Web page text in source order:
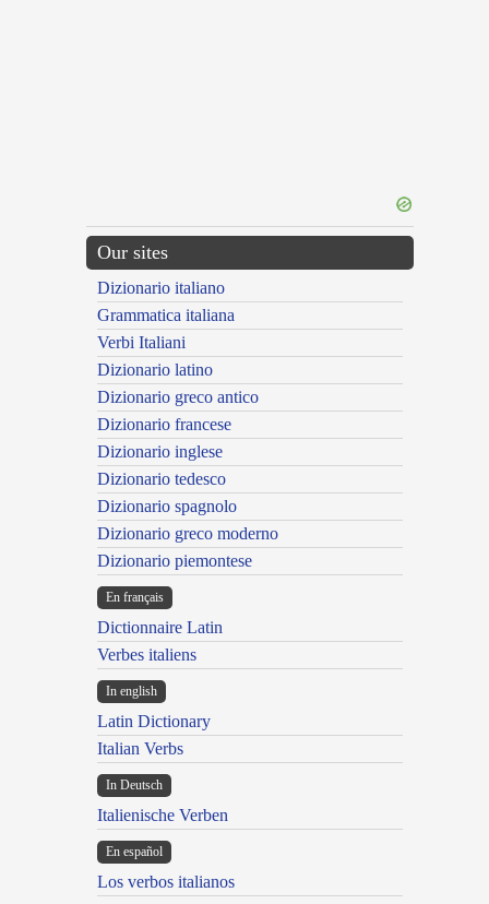
Our sites
Dizionario italiano
Grammatica italiana
Verbi Italiani
Dizionario latino
Dizionario greco antico
Dizionario francese
Dizionario inglese
Dizionario tedesco
Dizionario spagnolo
Dizionario greco moderno
Dizionario piemontese
En français
Dictionnaire Latin
Verbes italiens
In english
Latin Dictionary
Italian Verbs
In Deutsch
Italienische Verben
En español
Los verbos italianos